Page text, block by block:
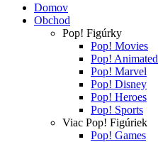
Domov
Obchod
Pop! Figúrky
Pop! Movies
Pop! Animated
Pop! Marvel
Pop! Disney
Pop! Heroes
Pop! Sports
Viac Pop! Figúriek
Pop! Games